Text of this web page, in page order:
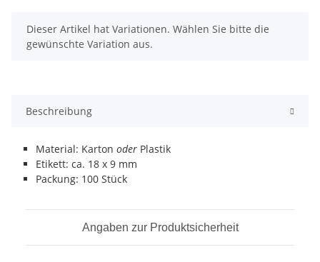
x
Dieser Artikel hat Variationen. Wählen Sie bitte die
gewünschte Variation aus.
Beschreibung
Material: Karton oder Plastik
Etikett: ca. 18 x 9 mm
Packung: 100 Stück
Angaben zur Produktsicherheit